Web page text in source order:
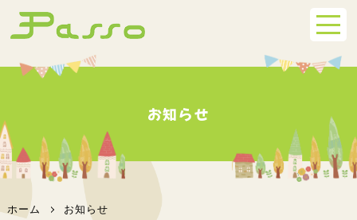
お知らせ
ホーム お知らせ